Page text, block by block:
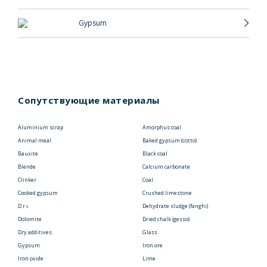
Gypsum
Сопутствующие материалы
Aluminium scrap
Amorphus coal
Animal meal
Baked gypsum (cotto)
Bauxite
Black coal
Blende
Calcium carbonate
Clinker
Coal
Cooked gypsum
Crushed limestone
D.r.i.
Dehydrate sludge (fanghi)
Dolomite
Dried chalk (gesso)
Dry additives
Glass
Gypsum
Iron ore
Iron oxide
Lime